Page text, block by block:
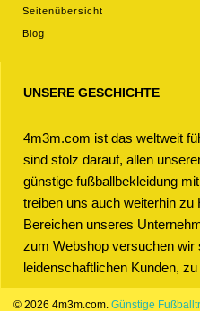
Seitenübersicht
Blog
UNSERE GESCHICHTE
4m3m.com ist das weltweit
sind stolz darauf, allen
günstige fußballbekleidung
treiben uns auch weiterhin zu
Bereichen unseres
zum Webshop versuchen wir
leidenschaftlichen Kunden,
© 2026 4m3m.com. Günstige